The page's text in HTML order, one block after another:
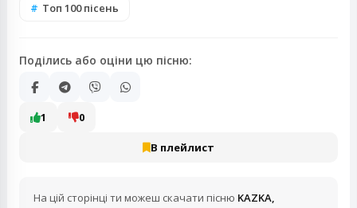
Топ 100 пісень
Поділись або оціни цю пісню:
1 0
В плейлист
На цій сторінці ти можеш скачати пісню KAZKA,